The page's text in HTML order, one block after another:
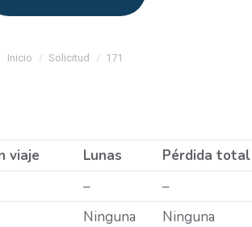
Estás aquí:
Inicio Solicitud 171
viaje Lunas Pérdida total
– –
Ninguna Ninguna